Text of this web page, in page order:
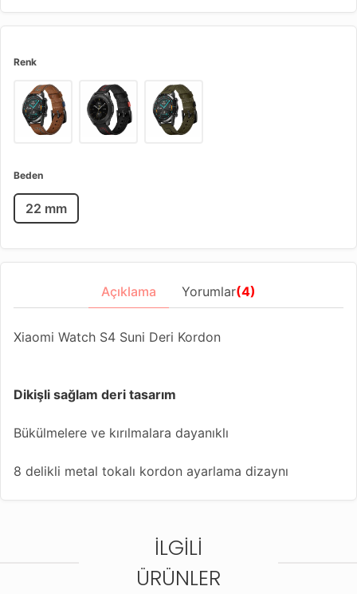
Renk
Beden
22 mm
Açıklama Yorumlar(4)
Xiaomi Watch S4 Suni Deri Kordon
Dikişli sağlam deri tasarım
Bükülmelere ve kırılmalara dayanıklı
8 delikli metal tokalı kordon ayarlama dizaynı
Bu kordonla uyumlu diğer saat modelleri;
İLGILI
ÜRÜNLER